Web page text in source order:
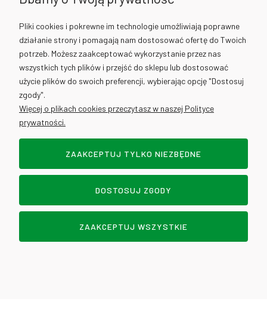
Obrusy
Pipety bezbarwne
Półmiski
Serwetki i dyspensery do serwetek
Słoiki
Słomki
Talerze
Talerzyki
Sztućce jednorazowe
Łyżki
Pliki cookies i pokrewne im technologie umożliwiają poprawne
działanie strony i pomagają nam dostosować ofertę do Twoich
potrzeb. Możesz zaakceptować wykorzystanie przez nas
wszystkich tych plików i przejść do sklepu lub dostosować
użycie plików do swoich preferencji, wybierając opcję "Dostosuj
zgody".
Więcej o plikach cookies przeczytasz w naszej Polityce
prywatności.
ZAAKCEPTUJ TYLKO NIEZBĘDNE
DOSTOSUJ ZGODY
ZAAKCEPTUJ WSZYSTKIE